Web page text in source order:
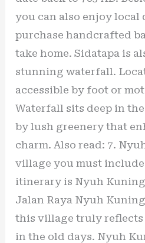
you can also enjoy local
purchase handcrafted
take home. Sidatapa is
stunning waterfall.
accessible by foot or
Waterfall sits deep in
by lush greenery that
charm. Also read: 7.
village you must
itinerary is Nyuh
Jalan Raya Nyuh
this village truly reflects
in the old days. Nyuh